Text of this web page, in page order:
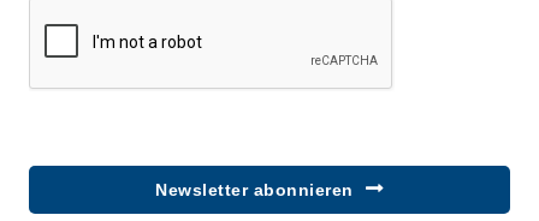
Newsletter abonnieren